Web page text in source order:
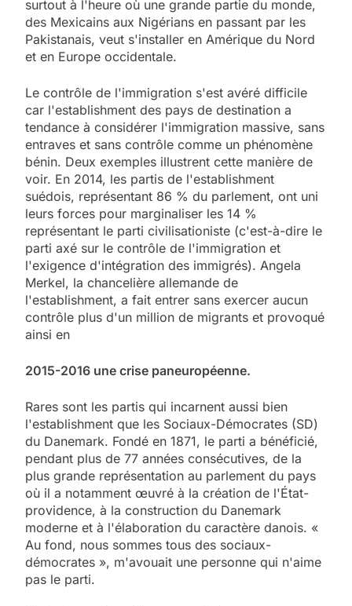
surtout à l'heure où une grande partie du monde,
des Mexicains aux Nigérians en passant par les
Pakistanais, veut s'installer en Amérique du Nord
et en Europe occidentale.
Le contrôle de l'immigration s'est avéré difficile
car l'establishment des pays de destination a
tendance à considérer l'immigration massive, sans
entraves et sans contrôle comme un phénomène
bénin. Deux exemples illustrent cette manière de
voir. En 2014, les partis de l'establishment
suédois, représentant 86 % du parlement, ont uni
leurs forces pour marginaliser les 14 %
représentant le parti civilisationiste (c'est-à-dire le
parti axé sur le contrôle de l'immigration et
l'exigence d'intégration des immigrés). Angela
Merkel, la chancelière allemande de
l'establishment, a fait entrer sans exercer aucun
contrôle plus d'un million de migrants et provoqué
ainsi en
2015-2016 une crise paneuropéenne.
Rares sont les partis qui incarnent aussi bien
l'establishment que les Sociaux-Démocrates (SD)
du Danemark. Fondé en 1871, le parti a bénéficié,
pendant plus de 77 années consécutives, de la
plus grande représentation au parlement du pays
où il a notamment œuvré à la création de l'État-
providence, à la construction du Danemark
moderne et à l'élaboration du caractère danois. «
Au fond, nous sommes tous des sociaux-
démocrates », m'avouait une personne qui n'aime
pas le parti.